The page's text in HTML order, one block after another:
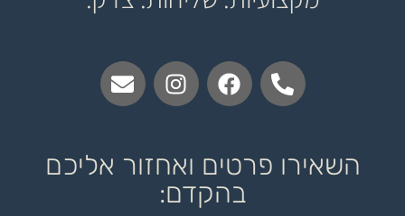
השאירו פרטים ואחזור אליכם
בהקדם: